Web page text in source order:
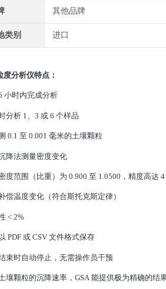
其他品牌
类别 进口
度分析仪特点：
小时内完成分析
分析 1、3 或 6 个样品
0.1 至 0.001 毫米的土壤颗粒
降法测量密度变化
度范围（比重）为 0.900 至 1.0500，精度高达
偿温度变化（符合斯托克斯定律）
< 2%
PDF 或 CSV 文件格式保存
束时自动停止，无需操作员干预
壤颗粒的沉降速率，GSA 能提供极为精确的结